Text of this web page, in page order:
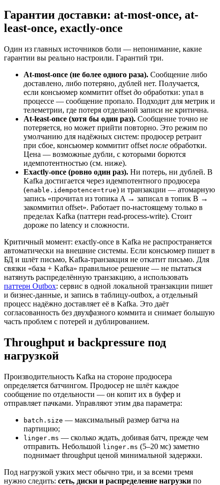
Гарантии доставки: at-most-once, at-
least-once, exactly-once
Один из главных источников боли — непонимание, какие
гарантии вы реально настроили. Гарантий три.
At-most-once (не более одного раза). Сообщение либо
доставлено, либо потеряно, дублей нет. Получается,
если консьюмер коммитит offset до обработки: упал в
процессе — сообщение пропало. Подходит для метрик и
телеметрии, где потеря отдельной записи не критична.
At-least-once (хотя бы один раз). Сообщение точно не
потеряется, но может прийти повторно. Это режим по
умолчанию для надёжных систем: продюсер ретраит
при сбое, консьюмер коммитит offset после обработки.
Цена — возможные дубли, с которыми борются
идемпотентностью (см. ниже).
Exactly-once (ровно один раз). Ни потерь, ни дублей. В
Kafka достигается через идемпотентного продюсера
(enable.idempotence=true) и транзакции — атомарную
запись «прочитал из топика A → записал в топик B →
закоммитил offset». Работает по-настоящему только в
пределах Kafka (паттерн read-process-write). Стоит
дороже по latency и сложности.
Критичный момент: exactly-once в Kafka не распространяется
автоматически на внешние системы. Если консьюмер пишет в
БД и шлёт письмо, Kafka-транзакция не откатит письмо. Для
связки «база + Kafka» правильное решение — не пытаться
натянуть распределённую транзакцию, а использовать
паттерн Outbox: сервис в одной локальной транзакции пишет
и бизнес-данные, и запись в таблицу-outbox, а отдельный
процесс надёжно доставляет её в Kafka. Это даёт
согласованность без двухфазного коммита и снимает большую
часть проблем с потерей и дублированием.
Throughput и backpressure под
нагрузкой
Производительность Kafka на стороне продюсера
определяется батчингом. Продюсер не шлёт каждое
сообщение по отдельности — он копит их в буфер и
отправляет пачками. Управляют этим два параметра:
batch.size — максимальный размер батча на
партицию;
linger.ms — сколько ждать, добивая батч, прежде чем
отправить. Небольшой linger.ms (5–20 мс) заметно
поднимает throughput ценой минимальной задержки.
Под нагрузкой узких мест обычно три, и за всеми тремя
нужно следить: сеть, диски и распределение нагрузки по